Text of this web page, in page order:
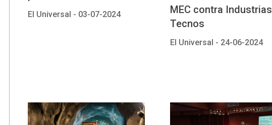
El Universal - 03-07-2024
MEC contra Industrias
Tecnos
El Universal - 24-06-2024